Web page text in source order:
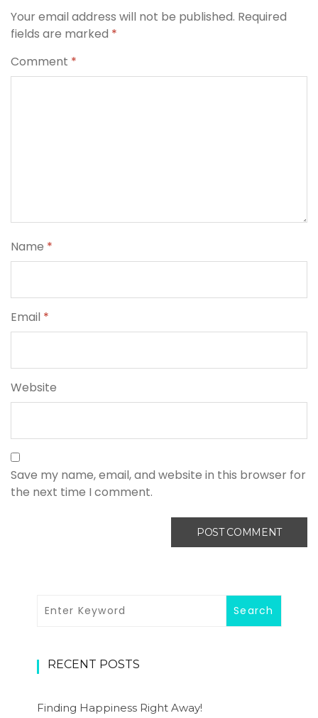
Your email address will not be published. Required
fields are marked *
Comment *
Name *
Email *
Website
Save my name, email, and website in this browser for
the next time I comment.
RECENT POSTS
Finding Happiness Right Away!